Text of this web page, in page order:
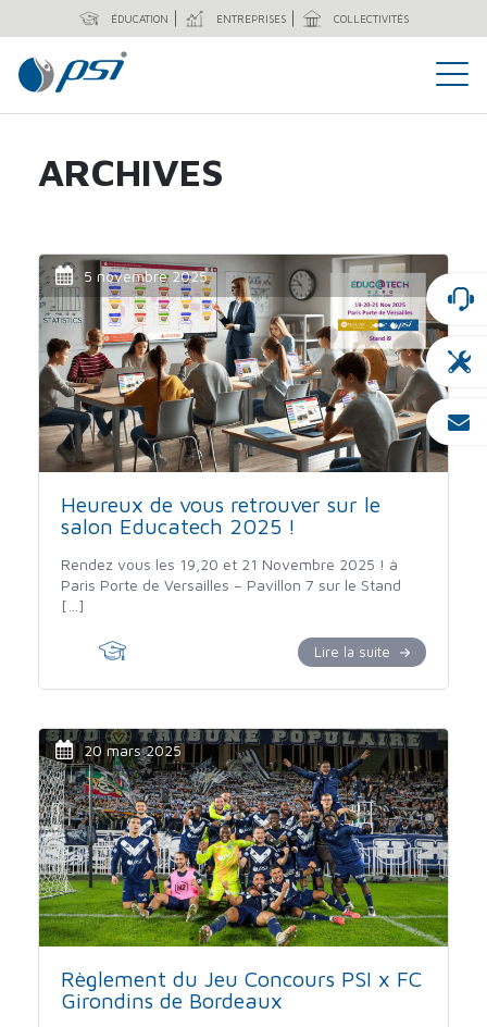
ÉDUCATION ENTREPRISES COLLECTIVITÉS
ARCHIVES
5 novembre 2025
Heureux de vous retrouver sur le
salon Educatech 2025 !
Rendez vous les 19,20 et 21 Novembre 2025 ! à
Paris Porte de Versailles – Pavillon 7 sur le Stand
[…]
Lire la suite
20 mars 2025
Règlement du Jeu Concours PSI x FC
Girondins de Bordeaux